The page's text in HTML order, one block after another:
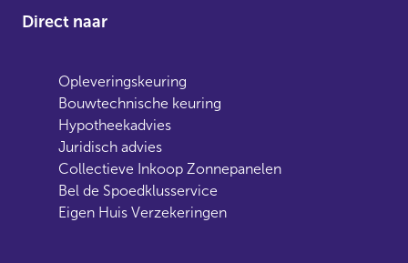
Direct naar
Opleveringskeuring
Bouwtechnische keuring
Hypotheekadvies
Juridisch advies
Collectieve Inkoop Zonnepanelen
Bel de Spoedklusservice
Eigen Huis Verzekeringen